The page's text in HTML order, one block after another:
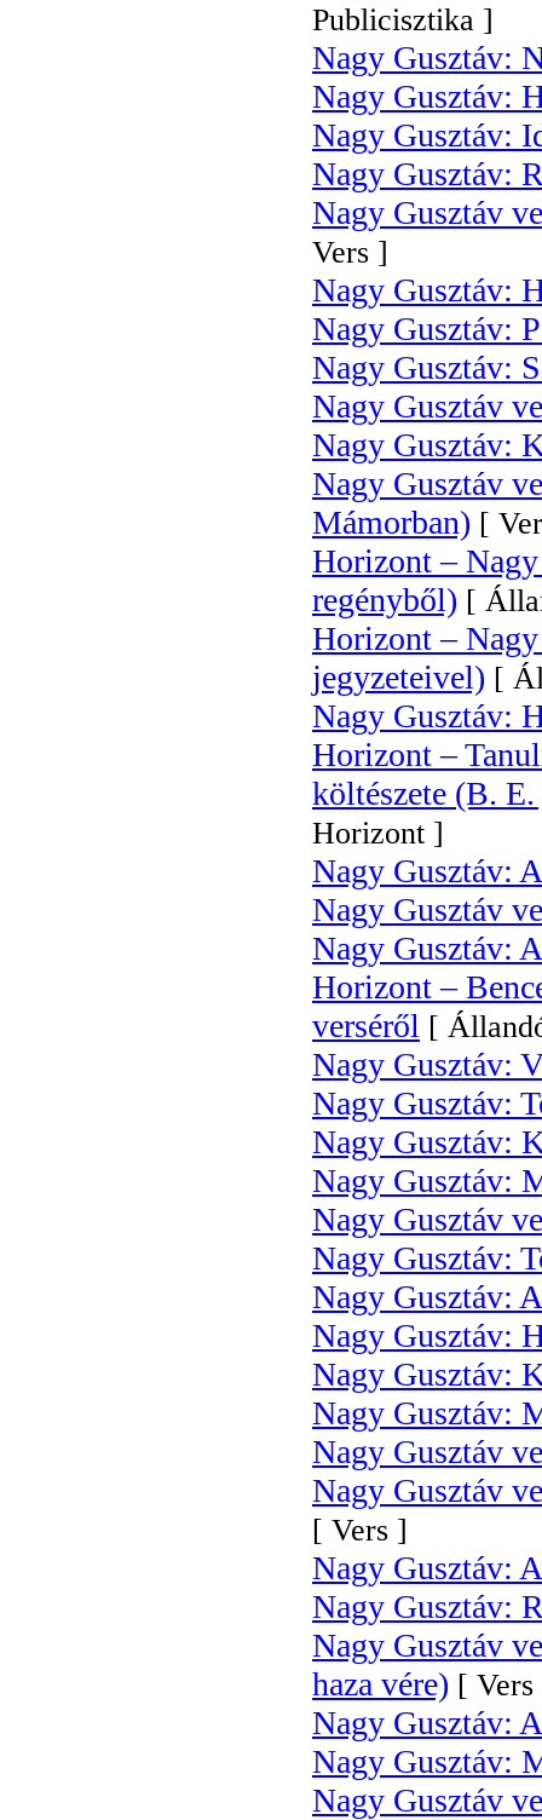
Publicisztika ]
Nagy Gusztáv:
Nagy Gusztáv:
Nagy Gusztáv:
Nagy Gusztáv:
Nagy Gusztáv
Vers ]
Nagy Gusztáv:
Nagy Gusztáv:
Nagy Gusztáv:
Nagy Gusztáv
Nagy Gusztáv:
Nagy Gusztáv
Mámorban) [
Horizont –
regényből) [
Horizont – Nagy
jegyzeteivel) [
Nagy Gusztáv:
Horizont –
költészete (B.
Horizont ]
Nagy Gusztáv:
Nagy Gusztáv
Nagy Gusztáv:
Horizont –
verséről [
Nagy Gusztáv:
Nagy Gusztáv:
Nagy Gusztáv:
Nagy Gusztáv:
Nagy Gusztáv
Nagy Gusztáv:
Nagy Gusztáv:
Nagy Gusztáv:
Nagy Gusztáv:
Nagy Gusztáv:
Nagy Gusztáv
Nagy Gusztáv
[ Vers ]
Nagy Gusztáv:
Nagy Gusztáv:
Nagy Gusztáv
haza vére) [
Nagy Gusztáv:
Nagy Gusztáv:
Nagy Gusztáv